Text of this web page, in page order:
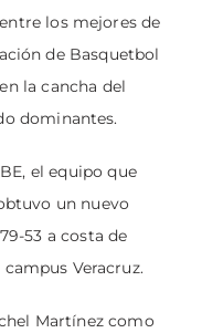
los mejores de
de Basquetbol
la cancha del
dominantes.
el equipo que
un nuevo
53 a costa de
Veracruz.
Martínez como